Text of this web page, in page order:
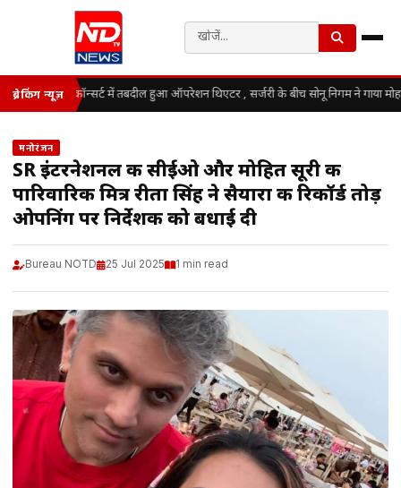
ब्रेकिंग न्यूज़ कॉन्सर्ट में तबदील हुआ ऑपरेशन थिएटर , सर्जरी के बीच सोनू निगम ने गाया
मनोरंजन
SR इंटरनेशनल की सीईओ और मोहित सूरी की
पारिवारिक मित्र रीता सिंह ने सैयारा की रिकॉर्ड तोड़
ओपनिंग पर निर्देशक को बधाई दी
Bureau NOTD 25 Jul 2025 1 min read